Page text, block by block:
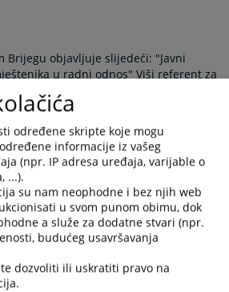
Brijegu objavljuje slijedeći: "Javni
u radni odnos" Viši referent za
listu" dana 01.04.2026.godine
vidjeti u priloženom dokumentu ili
u radni odnos" Viši referent za operativno
: Hrvatski jezik
određene skripte koje mogu
informacije iz vašeg
(npr. IP adresa uređaja, varijable o
...).
su nam neophodne i bez njih web
u svom punom obimu, dok
a služe za dodatne stvari (npr.
budućeg usavršavanja
dozvoliti ili uskratiti pravo na